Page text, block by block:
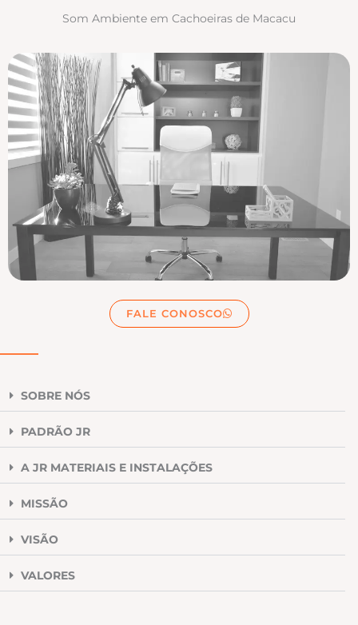
Som Ambiente em Cachoeiras de Macacu
FALE CONOSCO
SOBRE NÓS
PADRÃO JR
A JR MATERIAIS E INSTALAÇÕES
MISSÃO
VISÃO
VALORES